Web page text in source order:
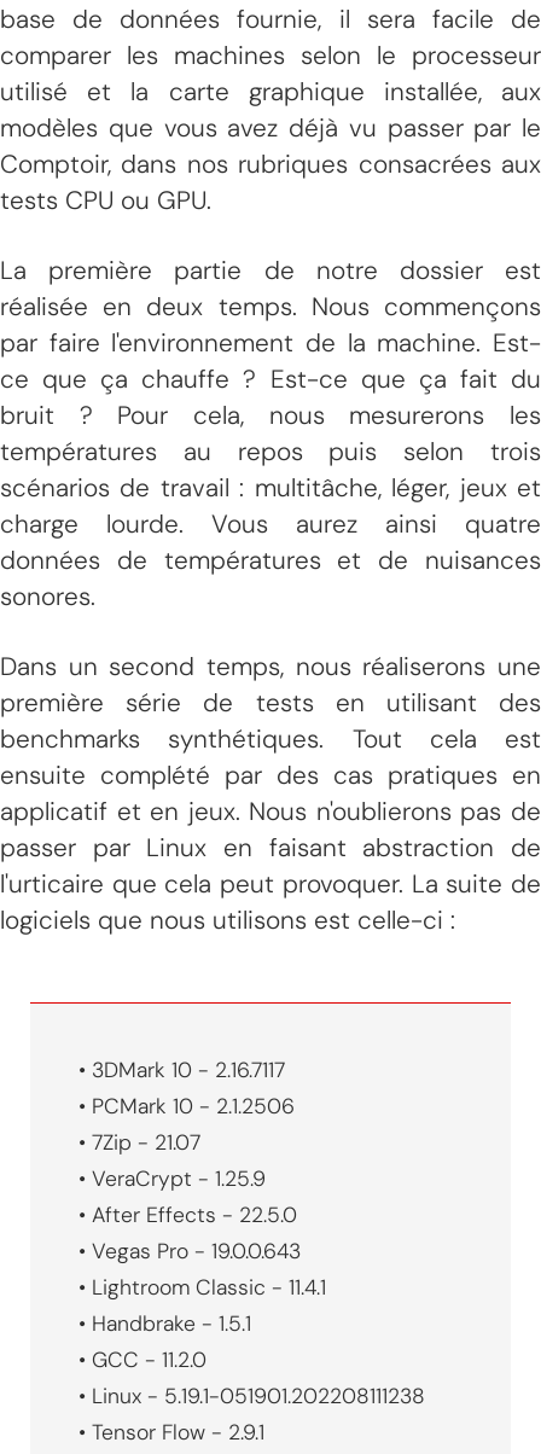
base de données fournie, il sera facile de
comparer les machines selon le processeur
utilisé et la carte graphique installée, aux
modèles que vous avez déjà vu passer par le
Comptoir, dans nos rubriques consacrées aux
tests CPU ou GPU.
La première partie de notre dossier est
réalisée en deux temps. Nous commençons
par faire l'environnement de la machine. Est-
ce que ça chauffe ? Est-ce que ça fait du
bruit ? Pour cela, nous mesurerons les
températures au repos puis selon trois
scénarios de travail : multitâche, léger, jeux et
charge lourde. Vous aurez ainsi quatre
données de températures et de nuisances
sonores.
Dans un second temps, nous réaliserons une
première série de tests en utilisant des
benchmarks synthétiques. Tout cela est
ensuite complété par des cas pratiques en
applicatif et en jeux. Nous n'oublierons pas de
passer par Linux en faisant abstraction de
l'urticaire que cela peut provoquer. La suite de
logiciels que nous utilisons est celle-ci :
• 3DMark 10 - 2.16.7117
• PCMark 10 - 2.1.2506
• 7Zip - 21.07
• VeraCrypt - 1.25.9
• After Effects - 22.5.0
• Vegas Pro - 19.0.0.643
• Lightroom Classic - 11.4.1
• Handbrake - 1.5.1
• GCC - 11.2.0
• Linux - 5.19.1-051901.202208111238
• Tensor Flow - 2.9.1